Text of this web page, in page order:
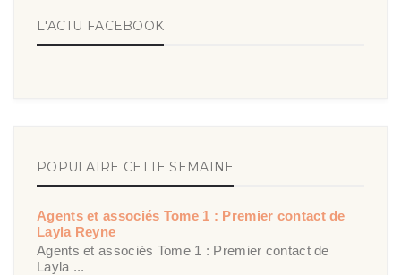
L'ACTU FACEBOOK
POPULAIRE CETTE SEMAINE
Agents et associés Tome 1 : Premier contact de
Layla Reyne
Agents et associés Tome 1 : Premier contact de
Layla ...